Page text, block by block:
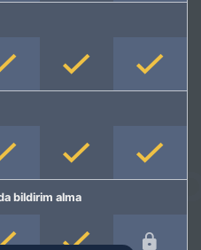
bildirim alma